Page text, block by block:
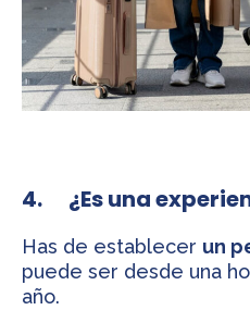
4. ¿Es una
Has de establecer un
puede ser desde una
año.